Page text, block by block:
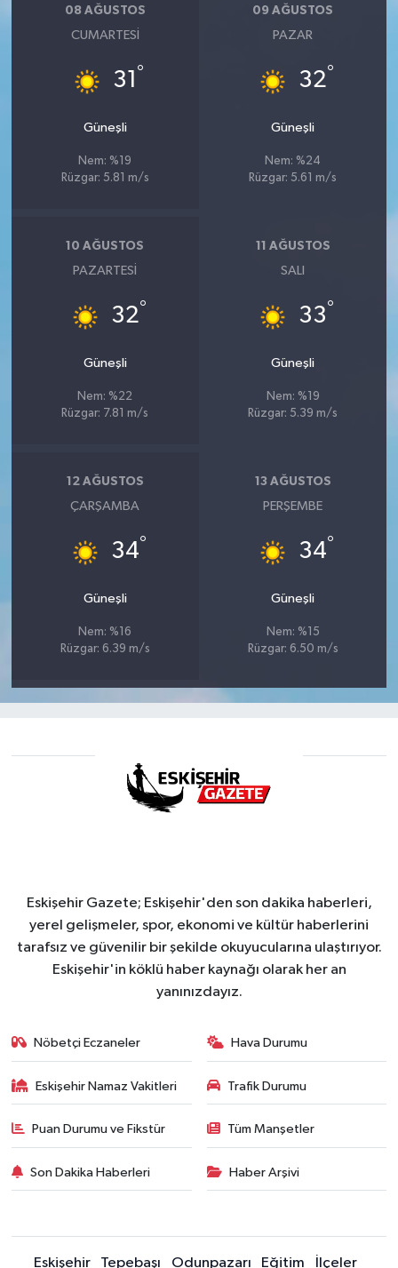
08 AĞUSTOS
CUMARTESI
31 °
Güneşli
Nem: %19
Rüzgar: 5.81 m/s
09 AĞUSTOS
PAZAR
32°
Güneşli
Nem: %24
Rüzgar: 5.61 m/s
10 AĞUSTOS
PAZARTESI
32°
Güneşli
Nem: %22
Rüzgar: 7.81 m/s
11 AĞUSTOS
SALI
33°
Güneşli
Nem: %19
Rüzgar: 5.39 m/s
12 AĞUSTOS
ÇARŞAMBA
34°
Güneşli
Nem: %16
Rüzgar: 6.39 m/s
13 AĞUSTOS
PERŞEMBE
34°
Güneşli
Nem: %15
Rüzgar: 6.50 m/s
Eskişehir Gazete; Eskişehir'den son dakika haberleri,
yerel gelişmeler, spor, ekonomi ve kültür haberlerini
tarafsız ve güvenilir bir şekilde okuyucularına ulaştırıyor.
Eskişehir'in köklü haber kaynağı olarak her an
yanınızdayız.
Nöbetçi Eczaneler Hava Durumu
Eskişehir Namaz Vakitleri Trafik Durumu
Puan Durumu ve Fikstür Tüm Manşetler
Son Dakika Haberleri Haber Arşivi
Eskişehir Tepebaşı Odunpazarı Eğitim İlçeler